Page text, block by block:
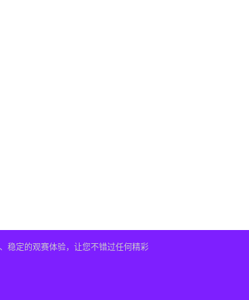
稳定的观赛体验，让您不错过任何精彩